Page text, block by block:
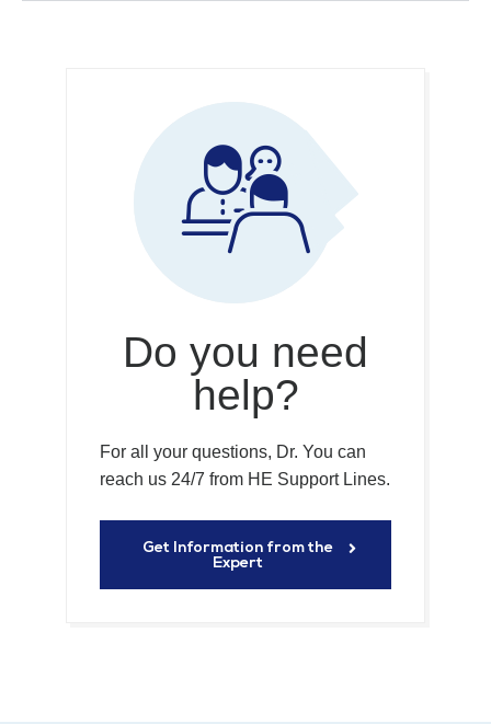
Do you need
help?
For all your questions, Dr. You can
reach us 24/7 from HE Support Lines.
Get Information from the
Expert